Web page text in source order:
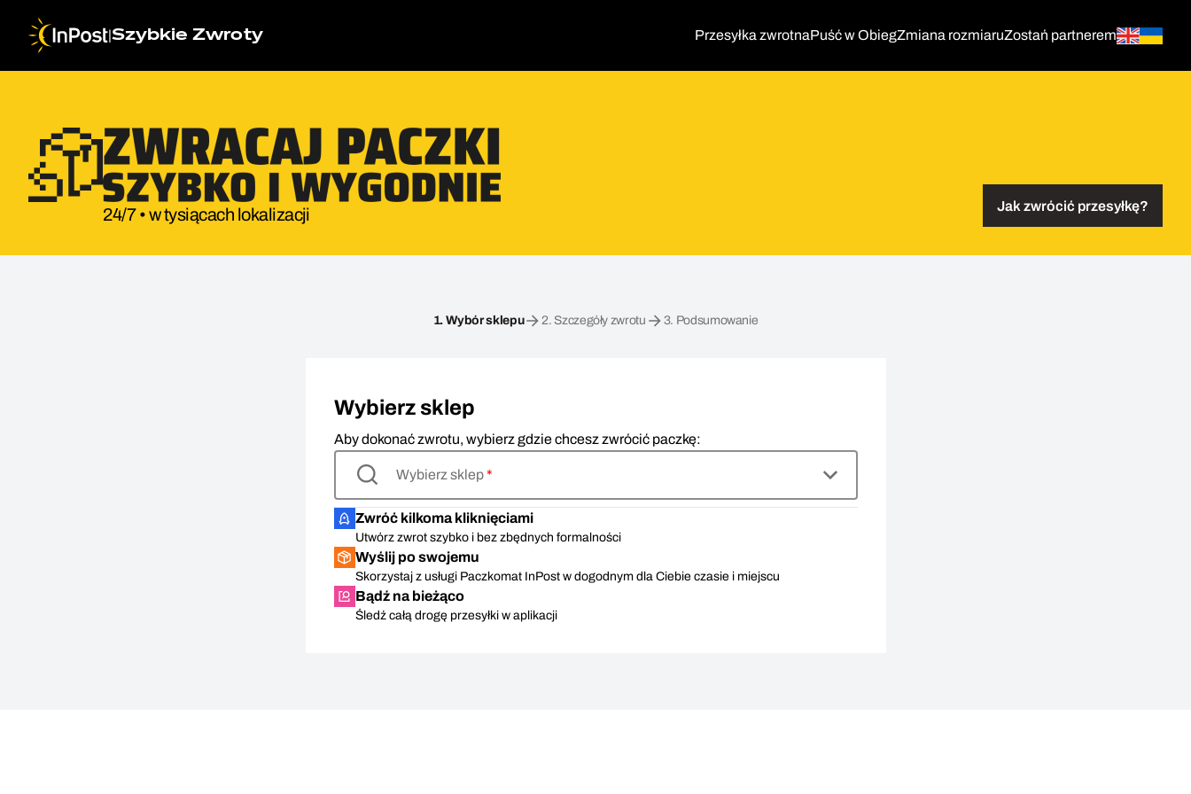
|Szybkie Zwroty Przesyłka zwrotnaPuść w ObiegZmiana rozmiaruZostań partnerem
24/7 • w tysiącach lokalizacji Jak zwrócić przesyłkę?
1. Wybór sklepu 2.Szczegóły zwrotu 3. Podsumowanie
Wybierz sklep
Aby dokonać zwrotu, wybierz gdzie chcesz zwrócić paczkę:
Wybierz sklep*
Zwróć kilkoma kliknięciami
Utwórz zwrot szybko i bez zbędnych formalności
Wyślij po swojemu
Skorzystaj z usługi Paczkomat InPost w dogodnym dla Ciebie czasie i miejscu
Bądź na bieżąco
Śledź całą drogę przesyłki w aplikacji